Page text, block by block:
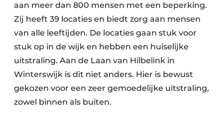
aan meer dan 800 mensen met een beperking.
Zij heeft 39 locaties en biedt zorg aan mensen
van alle leeftijden. De locaties gaan stuk voor
stuk op in de wijk en hebben een huiselijke
uitstraling. Aan de Laan van Hilbelink in
Winterswijk is dit niet anders. Hier is bewust
gekozen voor een zeer gemoedelijke uitstraling,
zowel binnen als buiten.